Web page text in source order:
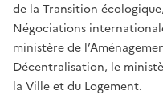
de la Transition
Négociations
ministère de
Décentralisation, le
la Ville et du Logement.